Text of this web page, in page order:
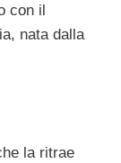
con il
nata dalla
la ritrae